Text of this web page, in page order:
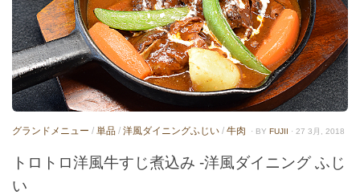
グランドメニュー / 単品 / 洋風ダイニングふじい / 牛肉 · BY FUJII · 27 3月, 2018
トロトロ洋風牛すじ煮込み -洋風ダイニング ふじ
い